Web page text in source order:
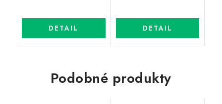
DETAIL DETAIL
Podobné produkty